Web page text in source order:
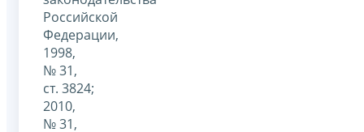
Российской
Федерации,
1998,
№ 31,
ст. 3824;
2010,
№ 31,